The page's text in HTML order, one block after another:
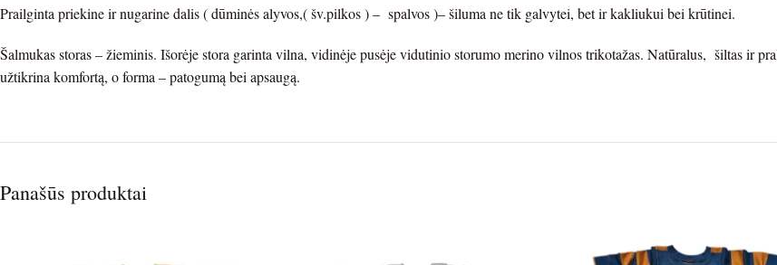
Prailginta priekine ir nugarine dalis ( dūminės alyvos,( šv.pilkos ) – spalvos )– šiluma ne tik galvytei, bet ir kakliukui bei krūtinei.
Šalmukas storas – žieminis. Išorėje stora garinta vilna, vidinėje pusėje vidutinio storumo merino vilnos trikotažas. Natūralus, šiltas ir
užtikrina komfortą, o forma – patogumą bei apsaugą.
Panašūs produktai